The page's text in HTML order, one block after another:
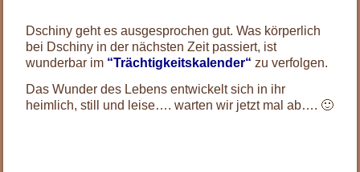
Dschiny geht es ausgesprochen gut. Was körperlich
bei Dschiny in der nächsten Zeit passiert, ist
wunderbar im “Trächtigkeitskalender“ zu verfolgen.
Das Wunder des Lebens entwickelt sich in ihr
heimlich, still und leise…. warten wir jetzt mal ab…. 🙂